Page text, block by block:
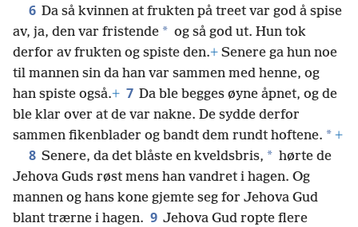
6 Da så kvinnen at frukten på treet var god å spise
av, ja, den var fristende * og så god ut. Hun tok
derfor av frukten og spiste den.+ Senere ga hun noe
til mannen sin da han var sammen med henne, og
han spiste også.+ 7 Da ble begges øyne åpnet, og de
ble klar over at de var nakne. De sydde derfor
sammen fikenblader og bandt dem rundt hoftene. * +
8 Senere, da det blåste en kveldsbris, * hørte de
Jehova Guds røst mens han vandret i hagen. Og
mannen og hans kone gjemte seg for Jehova Gud
blant trærne i hagen. 9 Jehova Gud ropte flere